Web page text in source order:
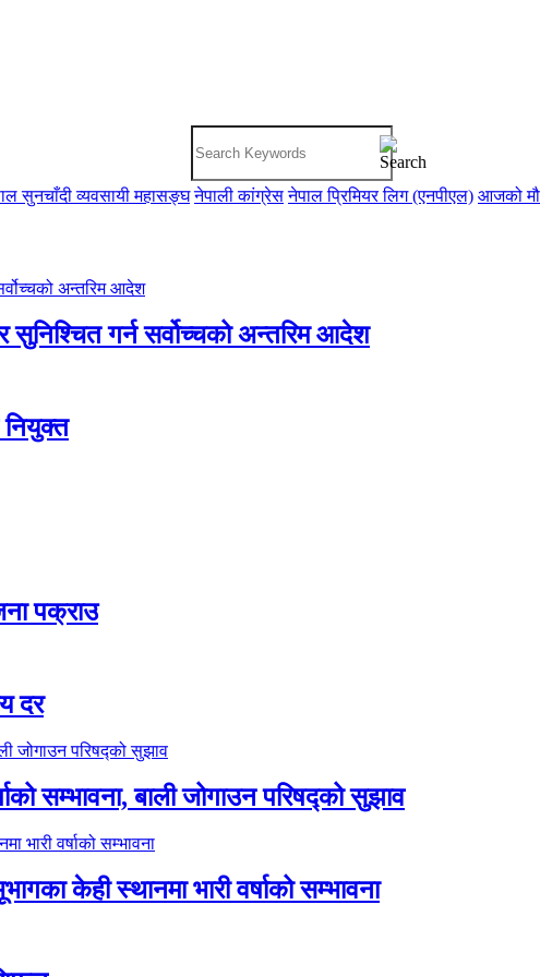
सुनचाँदी व्यवसायी महासङ्घ नेपाली कांग्रेस नेपाल प्रिमियर लिग (एनपीएल) आजको
गर्न सर्वोच्चको अन्तरिम आदेश
नियुक्त
पक्राउ
दर
सम्भावना, बाली जोगाउन परिषद्को सुझाव
केही स्थानमा भारी वर्षाको सम्भावना